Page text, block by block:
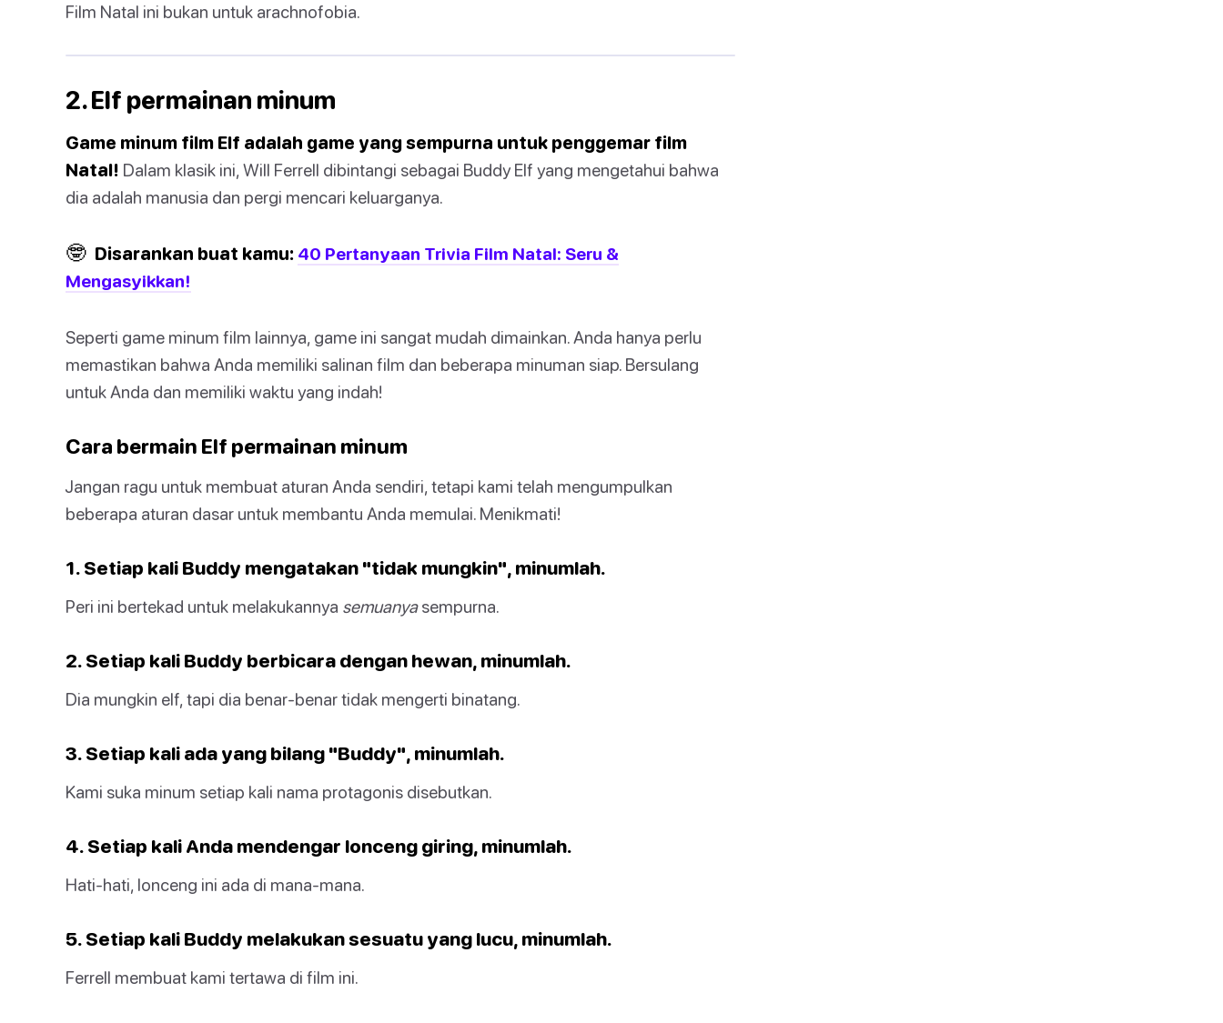
Film Natal ini bukan untuk arachnofobia.
2. Elf permainan minum
Game minum film Elf adalah game yang sempurna untuk penggemar film
Natal! Dalam klasik ini, Will Ferrell dibintangi sebagai Buddy Elf yang mengetahui bahwa
dia adalah manusia dan pergi mencari keluarganya.
🤓 Disarankan buat kamu: 40 Pertanyaan Trivia Film Natal: Seru &
Mengasyikkan!
Seperti game minum film lainnya, game ini sangat mudah dimainkan. Anda hanya perlu
memastikan bahwa Anda memiliki salinan film dan beberapa minuman siap. Bersulang
untuk Anda dan memiliki waktu yang indah!
Cara bermain Elf permainan minum
Jangan ragu untuk membuat aturan Anda sendiri, tetapi kami telah mengumpulkan
beberapa aturan dasar untuk membantu Anda memulai. Menikmati!
1. Setiap kali Buddy mengatakan "tidak mungkin", minumlah.
Peri ini bertekad untuk melakukannya semuanyasempurna.
2. Setiap kali Buddy berbicara dengan hewan, minumlah.
Dia mungkin elf, tapi dia benar-benar tidak mengerti binatang.
3. Setiap kali ada yang bilang "Buddy", minumlah.
Kami suka minum setiap kali nama protagonis disebutkan.
4. Setiap kali Anda mendengar lonceng giring, minumlah.
Hati-hati, lonceng ini ada di mana-mana.
5. Setiap kali Buddy melakukan sesuatu yang lucu, minumlah.
Ferrell membuat kami tertawa di film ini.